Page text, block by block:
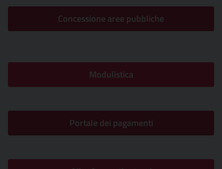
Concessione aree pubbliche
Modulistica
Portale dei pagamenti